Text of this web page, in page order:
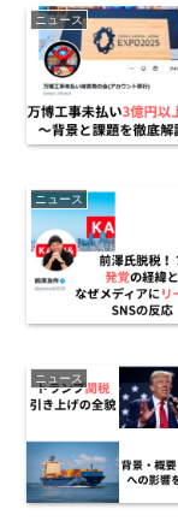
ニュース
ニュース
ニュース